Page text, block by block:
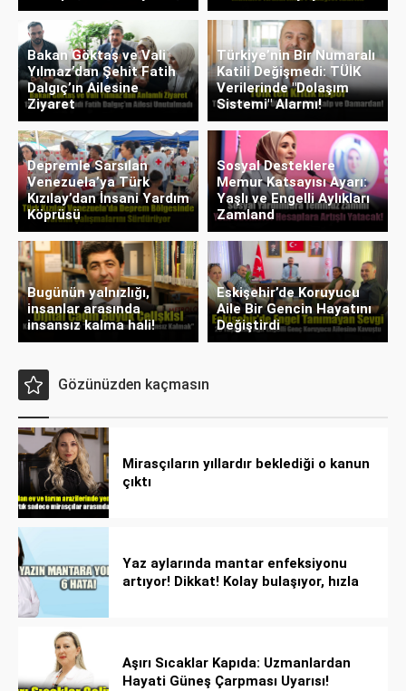
Bakan Göktaş ve Vali
Yılmaz’dan Şehit Fatih
Dalgıç’ın Ailesine
Ziyaret
Türkiye’nin Bir Numaralı
Katili Değişmedi: TÜİK
Verilerinde "Dolaşım
Sistemi" Alarmı!
Depremle Sarsılan
Venezuela’ya Türk
Kızılay’dan İnsani Yardım
Köprüsü
Sosyal Desteklere
Memur Katsayısı Ayarı:
Yaşlı ve Engelli Aylıkları
Zamland
Bugünün yalnızlığı,
insanlar arasında
insansız kalma hali!
Eskişehir’de Koruyucu
Aile Bir Gencin Hayatını
Değiştirdi
Gözünüzden kaçmasın
Mirasçıların yıllardır beklediği o kanun
çıktı
Yaz aylarında mantar enfeksiyonu
artıyor! Dikkat! Kolay bulaşıyor, hızla
Aşırı Sıcaklar Kapıda: Uzmanlardan
Hayati Güneş Çarpması Uyarısı!